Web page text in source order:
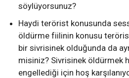
söylüyorsunuz?
Haydi terörist konusunda
öldürme fiilinin konusu
bir sivrisinek olduğunda da
misiniz? Sivrisinek öldürmek
engellediği için hoş